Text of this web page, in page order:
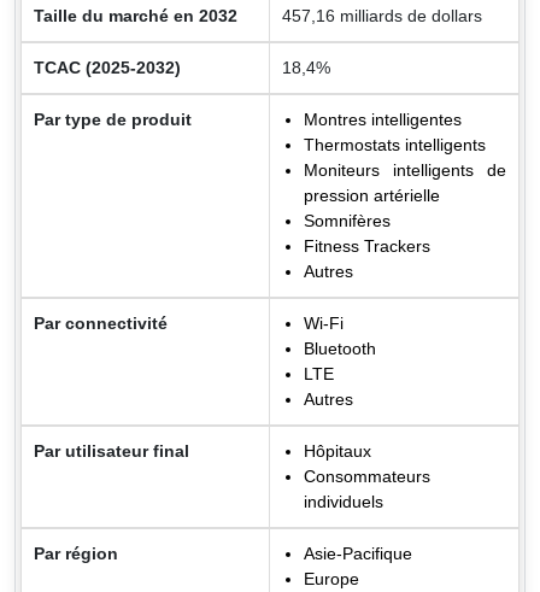
Taille du marché en 2032 457,16 milliards de dollars
TCAC (2025-2032) 18,4%
Par type de produit
Montres intelligentes
Thermostats intelligents
Moniteurs intelligents de
pression artérielle
Somnifères
Fitness Trackers
Autres
Par connectivité
Wi-Fi
Bluetooth
LTE
Autres
Par utilisateur final
Hôpitaux
Consommateurs
individuels
Par région
Asie-Pacifique
Europe